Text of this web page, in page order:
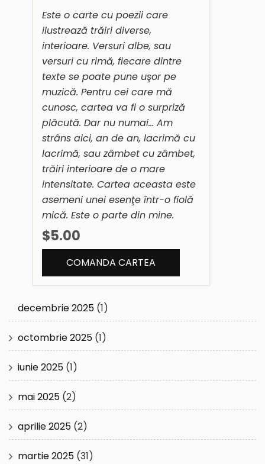
Este o carte cu poezii care
ilustrează trăiri diverse,
interioare. Versuri albe, sau
versuri cu rimă, fiecare dintre
texte se poate pune uşor pe
muzică. Pentru cei care mă
cunosc, cartea va fi o surpriză
plăcută. Dar nu numai… Am
strâns aici, an de an, lacrimă cu
lacrimă, sau zâmbet cu zâmbet,
trăiri interioare de o mare
intensitate. Cartea aceasta este
asemeni unei esenţe într-o fiolă
mică. Este o parte din mine.
$5.00
decembrie 2025 (1)
octombrie 2025 (1)
iunie 2025 (1)
mai 2025 (2)
aprilie 2025 (2)
martie 2025 (31)